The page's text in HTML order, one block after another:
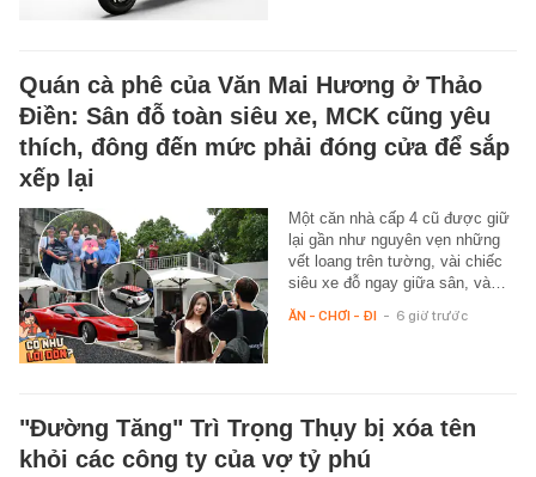
Quán cà phê của Văn Mai Hương ở Thảo
Điền: Sân đỗ toàn siêu xe, MCK cũng yêu
thích, đông đến mức phải đóng cửa để sắp
xếp lại
Một căn nhà cấp 4 cũ được giữ
lại gần như nguyên vẹn những
vết loang trên tường, vài chiếc
siêu xe đỗ ngay giữa sân, và…
ĂN - CHƠI - ĐI - 6 giờ trước
"Đường Tăng" Trì Trọng Thụy bị xóa tên
khỏi các công ty của vợ tỷ phú